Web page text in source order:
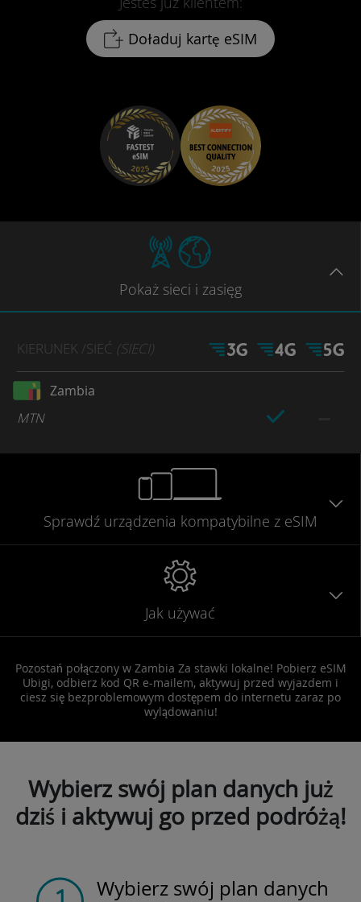
Doładuj kartę eSIM
Pokaż sieci i zasięg
KIERUNEK /SIEĆ (SIECI)
Zambia
MTN
Sprawdź urządzenia kompatybilne z eSIM
Jak używać
Pozostań połączony w Zambia Za stawki lokalne! Pobierz eSIM
Ubigi, odbierz kod QR e-mailem, aktywuj przed wyjazdem i
ciesz się bezproblemowym dostępem do internetu zaraz po
wylądowaniu!
Wybierz swój plan danych już
dziś i aktywuj go przed podróżą!
Wybierz swój plan danych